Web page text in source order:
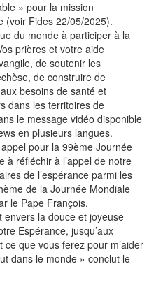
» pour la mission
(voir Fides 22/05/2025).
du monde à participer à la
prières et votre aide
de soutenir les
de construire de
besoins de santé et
dans les territoires de
le message vidéo disponible
en plusieurs langues.
pour la 99ème Journée
à réfléchir à l’appel de notre
de l’espérance parmi les
de la Journée Mondiale
le Pape François.
la douce et joyeuse
Espérance, jusqu’aux
que vous ferez pour m’aider
dans le monde » conclut le